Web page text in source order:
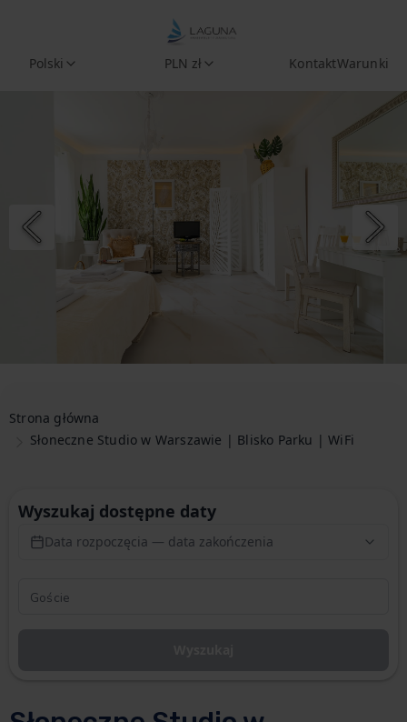
Polski PLN zł KontaktWarunki
Strona główna
Słoneczne Studio w Warszawie | Blisko Parku | WiFi
Wyszukaj dostępne daty
Data rozpoczęcia — data zakończenia